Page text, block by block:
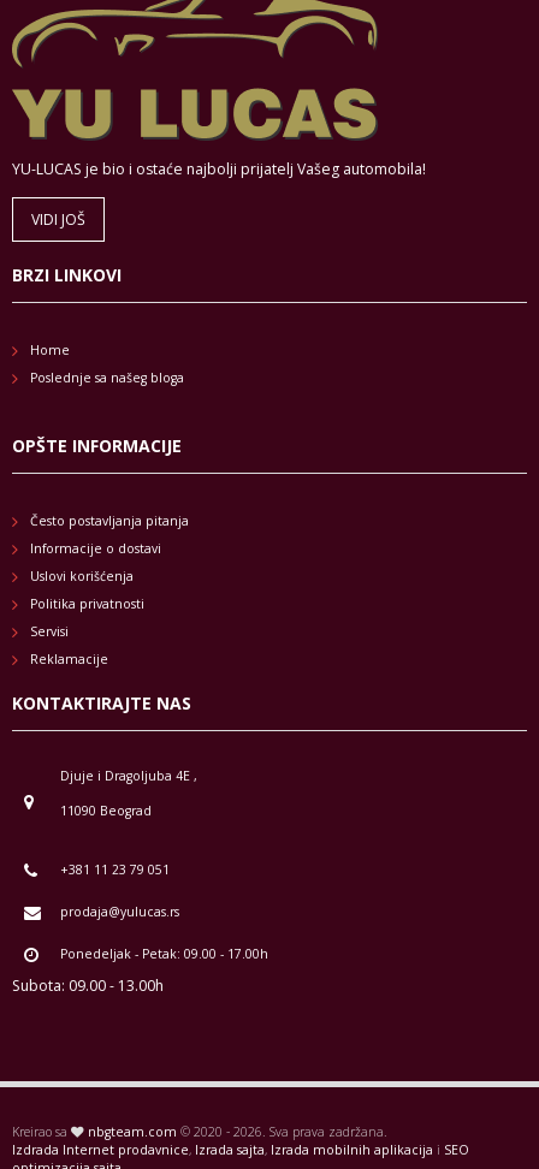
YU-LUCAS je bio i ostaće najbolji prijatelj Vašeg automobila!
VIDI JOŠ
BRZI LINKOVI
Home
Poslednje sa našeg bloga
OPŠTE INFORMACIJE
Često postavljanja pitanja
Informacije o dostavi
Uslovi korišćenja
Politika privatnosti
Servisi
Reklamacije
KONTAKTIRAJTE NAS
Djuje i Dragoljuba 4E ,
11090 Beograd
+381 11 23 79 051
prodaja@yulucas.rs
Ponedeljak - Petak: 09.00 - 17.00h
Subota: 09.00 - 13.00h
Kreirao sa nbgteam.com © 2020 - 2026. Sva prava zadržana.
Izdrada Internet prodavnice, Izrada sajta, Izrada mobilnih aplikacija i SEO